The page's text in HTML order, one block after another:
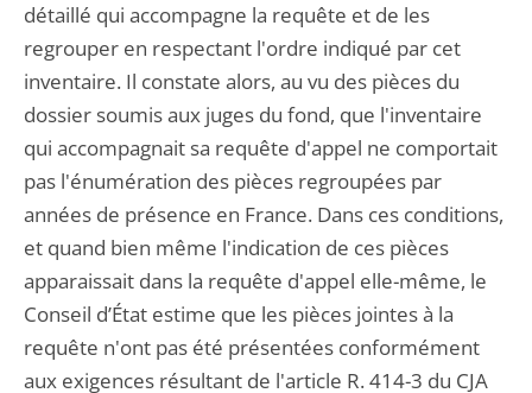
détaillé qui accompagne la requête et de les
regrouper en respectant l'ordre indiqué par cet
inventaire. Il constate alors, au vu des pièces du
dossier soumis aux juges du fond, que l'inventaire
qui accompagnait sa requête d'appel ne comportait
pas l'énumération des pièces regroupées par
années de présence en France. Dans ces conditions,
et quand bien même l'indication de ces pièces
apparaissait dans la requête d'appel elle-même, le
Conseil d’État estime que les pièces jointes à la
requête n'ont pas été présentées conformément
aux exigences résultant de l'article R. 414-3 du CJA